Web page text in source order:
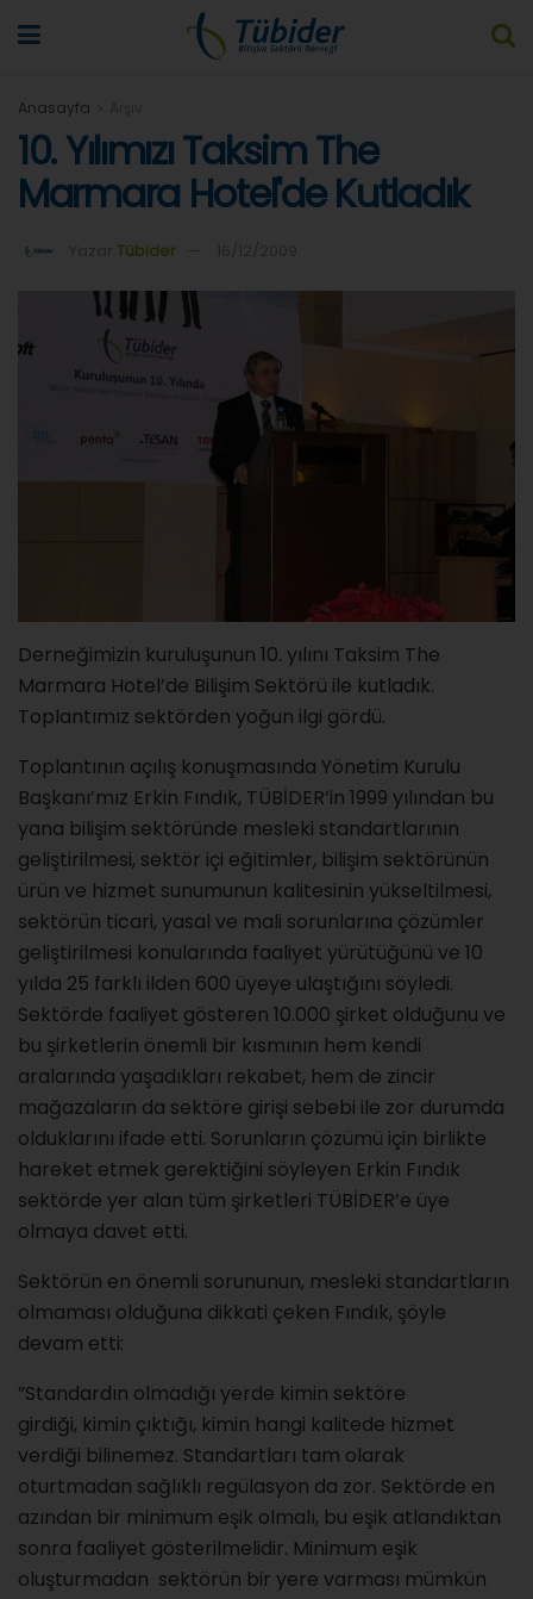
Anasayfa
10. Yılımızı Taksim The
Marmara Hotel'de Kutladık
Tübider
Derneğimizin kuruluşunun 10. yılını Taksim The
Marmara Hotel’de Bilişim Sektörü ile kutladık.
Toplantımız sektörden yoğun ilgi gördü.
Toplantının açılış konuşmasında Yönetim Kurulu
Başkanı’mız Erkin Fındık, TÜBİDER’in 1999 yılından bu
yana bilişim sektöründe mesleki standartlarının
geliştirilmesi, sektör içi eğitimler, bilişim sektörünün
ürün ve hizmet sunumunun kalitesinin yükseltilmesi,
sektörün ticari, yasal ve mali sorunlarına çözümler
geliştirilmesi konularında faaliyet yürütüğünü ve 10
yılda 25 farklı ilden 600 üyeye ulaştığını söyledi.
Sektörde faaliyet gösteren 10.000 şirket olduğunu ve
bu şirketlerin önemli bir kısmının hem kendi
aralarında yaşadıkları rekabet, hem de zincir
mağazaların da sektöre girişi sebebi ile zor durumda
olduklarını ifade etti. Sorunların çözümü için birlikte
hareket etmek gerektiğini söyleyen Erkin Fındık
sektörde yer alan tüm şirketleri TÜBİDER’e üye
olmaya davet etti.
Sektörün en önemli sorununun, mesleki standartların
olmaması olduğuna dikkati çeken Fındık, şöyle
devam etti:
”Standardın olmadığı yerde kimin sektöre
girdiği, kimin çıktığı, kimin hangi kalitede hizmet
verdiği bilinemez. Standartları tam olarak
oturtmadan sağlıklı regülasyon da zor. Sektörde en
azından bir minimum eşik olmalı, bu eşik atlandıktan
sonra faaliyet gösterilmelidir. Minimum eşik
oluşturmadan sektörün bir yere varması mümkün